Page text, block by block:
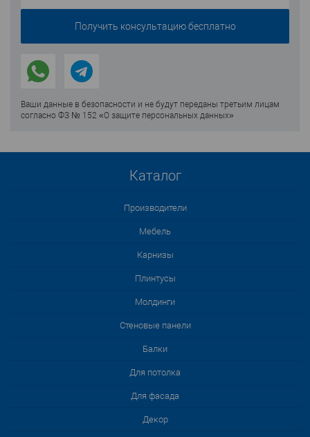
Ваши данные в безопасности и не будут переданы третьим лицам
согласно ФЗ № 152 «О защите персональных данных»
Каталог
Производители
Мебель
Карнизы
Плинтусы
Молдинги
Стеновые панели
Балки
Для потолка
Для фасада
Декор